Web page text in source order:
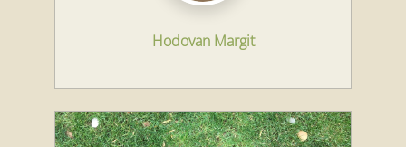
Hodovan Margit